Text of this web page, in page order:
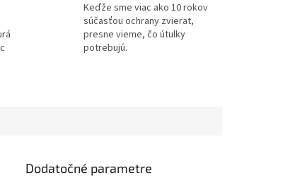
Keďže sme viac ako 10 rokov
súčasťou ochrany zvierat,
presne vieme, čo útulky
potrebujú.
Dodatočné parametre